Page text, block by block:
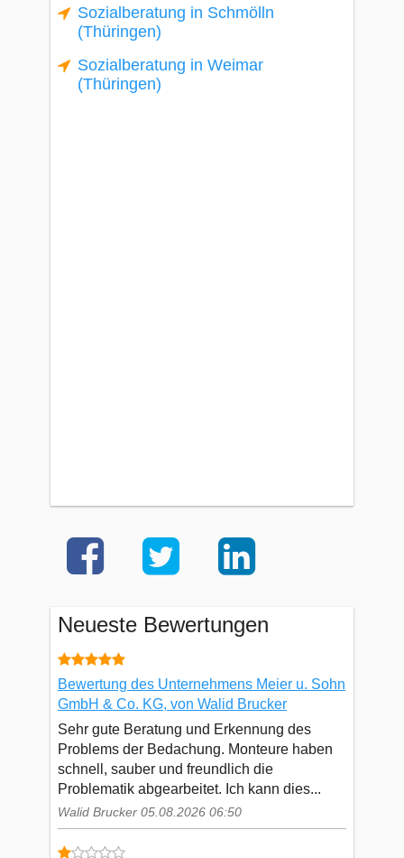
Sozialberatung in Schmölln
(Thüringen)
Sozialberatung in Weimar
(Thüringen)
Neueste Bewertungen
Bewertung des Unternehmens Meier u. Sohn
GmbH & Co. KG, von Walid Brucker
Sehr gute Beratung und Erkennung des
Problems der Bedachung. Monteure haben
schnell, sauber und freundlich die
Problematik abgearbeitet. Ich kann dies...
Walid Brucker 05.08.2026 06:50